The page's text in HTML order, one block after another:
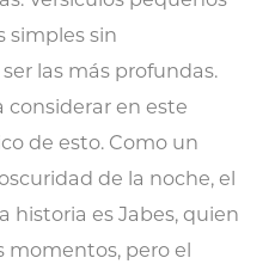
simples sin
las más profundas.
considerar en este
de esto. Como un
de la noche, el
historia es Jabes, quien
momentos, pero el